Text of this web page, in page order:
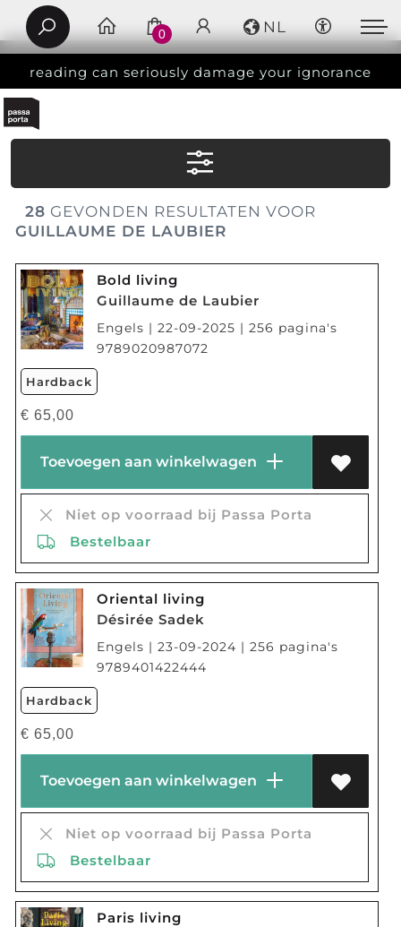
reading can seriously damage your ignorance
0 NL
28 GEVONDEN RESULTATEN VOOR
GUILLAUME DE LAUBIER
Bold living
Guillaume de Laubier
Engels | 22-09-2025 | 256 pagina's
9789020987072
Hardback
€ 65,00
Toevoegen aan winkelwagen
Niet op voorraad bij Passa Porta
Bestelbaar
Oriental living
Désirée Sadek
Engels | 23-09-2024 | 256 pagina's
9789401422444
Hardback
€ 65,00
Toevoegen aan winkelwagen
Niet op voorraad bij Passa Porta
Bestelbaar
Paris living